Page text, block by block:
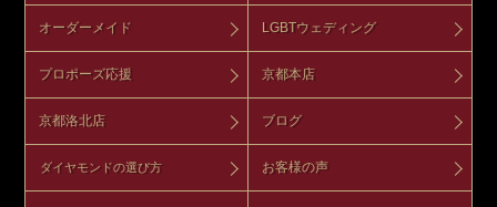
オーダーメイド LGBTウェディング
プロポーズ応援 京都本店
京都洛北店 ブログ
ダイヤモンドの選び方 お客様の声